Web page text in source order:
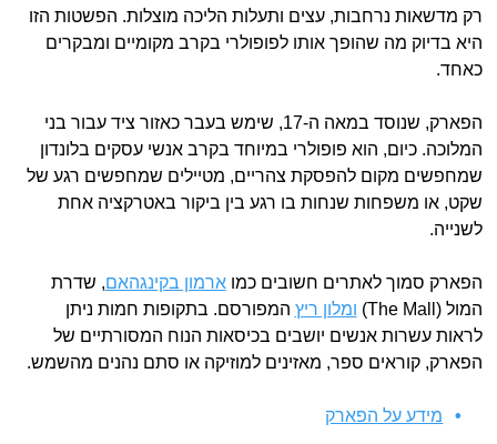
רק מדשאות נרחבות, עצים ותעלות הליכה מוצלות. הפשטות הזו
היא בדיוק מה שהופך אותו לפופולרי בקרב מקומיים ומבקרים
כאחד.
הפארק, שנוסד במאה ה-17, שימש בעבר כאזור ציד עבור בני
המלוכה. כיום, הוא פופולרי במיוחד בקרב אנשי עסקים בלונדון
שמחפשים מקום להפסקת צהריים, מטיילים שמחפשים רגע של
שקט, או משפחות שנחות בו רגע בין ביקור באטרקציה אחת
לשנייה.
הפארק סמוך לאתרים חשובים כמוארמון בקינגהאם, שדרת
המול (The Mall)
ומלון ריץ המפורסם. בתקופות חמות ניתן
לראות עשרות אנשים יושבים בכיסאות הנוח המסורתיים של
הפארק, קוראים ספר, מאזינים למוזיקה או סתם נהנים מהשמש.
מידע על הפארק